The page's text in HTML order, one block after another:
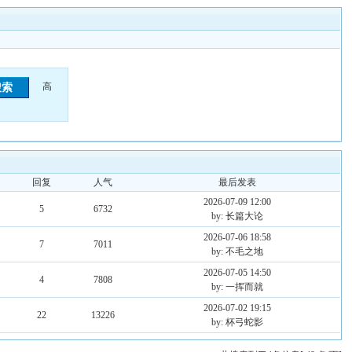
高
回复 人气 最后发表
5 6732
2026-07-09 12:00
by: 长篇大论
7 7011
2026-07-06 18:58
by: 不毛之地
4 7808
2026-07-05 14:50
by: 一挥而就
22 13226
2026-07-02 19:15
by: 杯弓蛇影